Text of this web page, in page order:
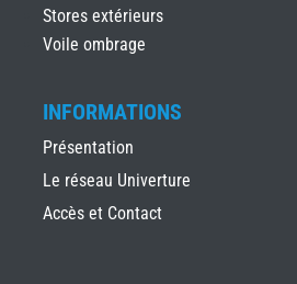
Stores extérieurs
Voile ombrage
INFORMATIONS
Présentation
Le réseau Univerture
Accès et Contact